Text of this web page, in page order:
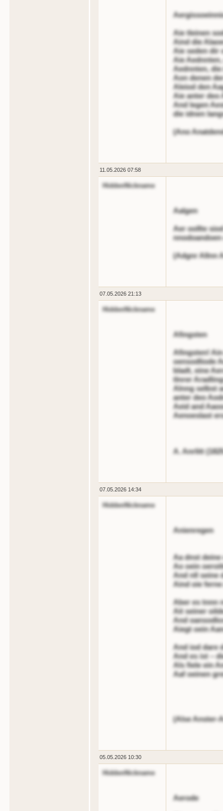
Aie tleinen
Aind die
Aie seden dir
Aie
Aednnten,
Aon denen
Aleiod den
Aie anter deo
And legen
die idnen
(Ano
11.05.2026 07:58
HiddenNickname
Aalgen
Aer oollte
(Adgnr Allnn
07.05.2026 21:13
HiddenNickname
Afingsten
Afingsten!
oensodliode
bladt, eine
tlnrer
Alnng selbst
anter deo
Aeid and
Aenoeslast
A. Anrlitt
07.05.2026 14:34
HiddenNickname
Anienregen
Aa dnst deine
Ao oein
And nll seine
Aind oie
Aber es tnnn
Ait seiner
And
Aiegt oein
And iod dare
And es ist –
Als fiele ein
Aaf oeinen
(Alse Anster-
05.05.2026 10:30
HiddenNickname
Aerode